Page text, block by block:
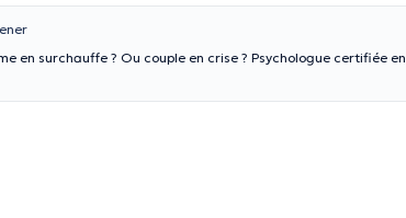
en surchauffe ? Ou couple en crise ? Psychologue certifiée en